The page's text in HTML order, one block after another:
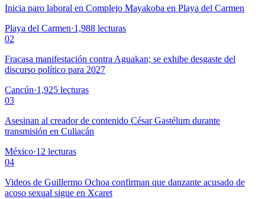
Inicia paro laboral en Complejo Mayakoba en Playa del Carmen
Playa del Carmen·1,988 lecturas
02
Fracasa manifestación contra Aguakan; se exhibe desgaste del
discurso político para 2027
Cancún·1,925 lecturas
03
Asesinan al creador de contenido César Gastélum durante
transmisión en Culiacán
México·12 lecturas
04
Videos de Guillermo Ochoa confirman que danzante acusado de
acoso sexual sigue en Xcaret